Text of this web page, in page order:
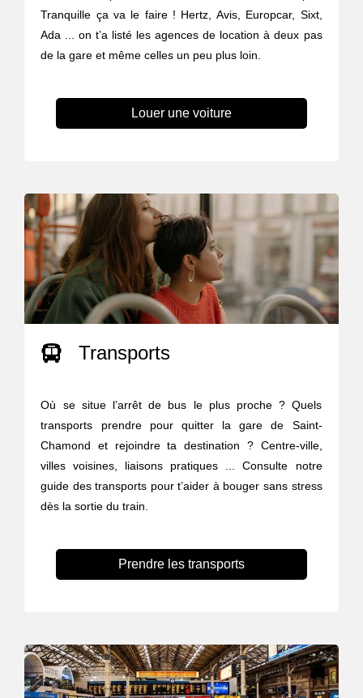
Tranquille ça va le faire ! Hertz, Avis, Europcar, Sixt,
Ada ... on t’a listé les agences de location à deux pas
de la gare et même celles un peu plus loin.
Louer une voiture
Transports
Où se situe l’arrêt de bus le plus proche ? Quels
transports prendre pour quitter la gare de Saint-
Chamond et rejoindre ta destination ? Centre-ville,
villes voisines, liaisons pratiques ... Consulte notre
guide des transports pour t’aider à bouger sans stress
dès la sortie du train.
Prendre les transports